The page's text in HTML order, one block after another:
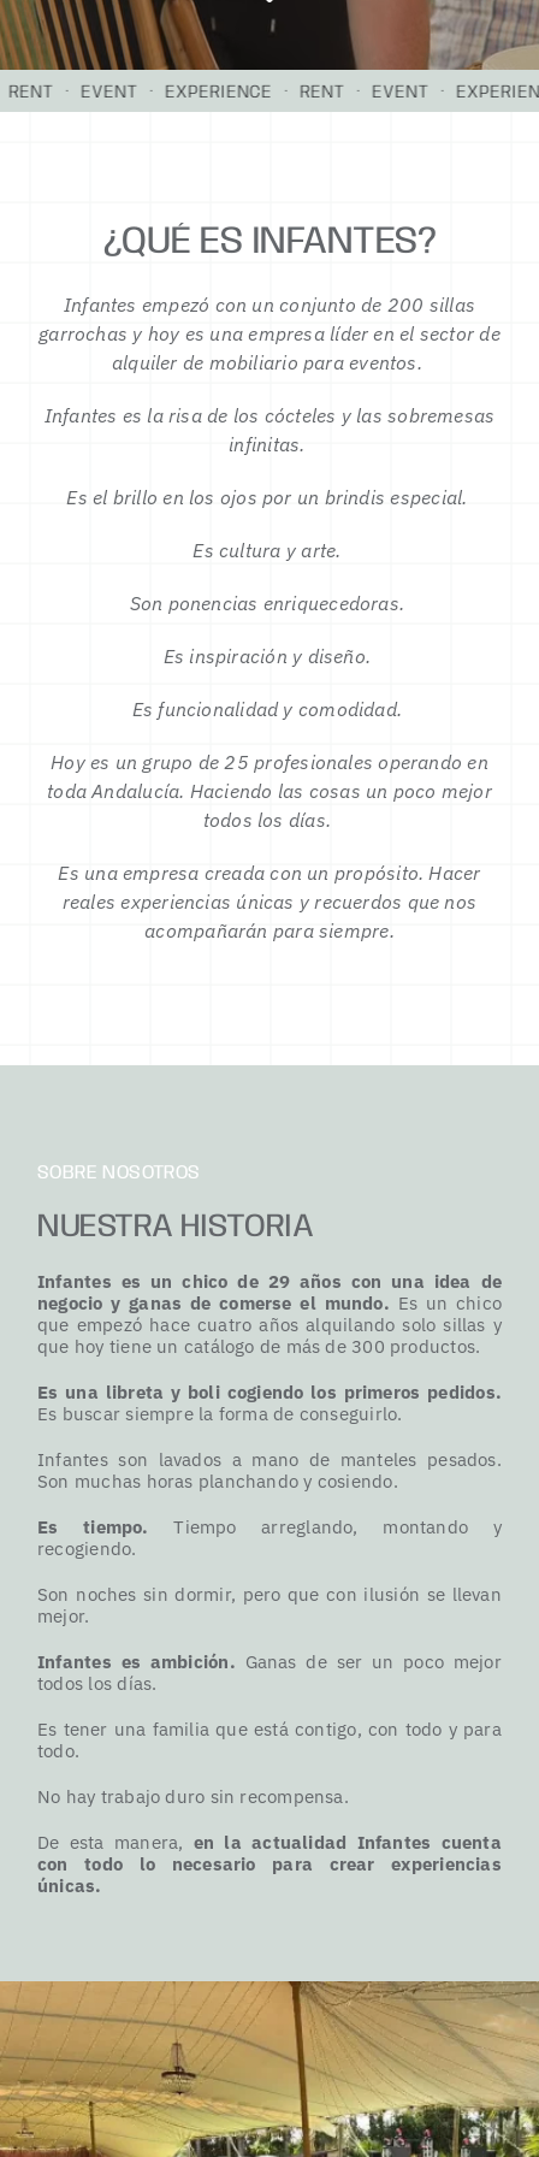
· EVENT · EXPERIENCE · RENT · EVENT ·
¿QUÉ ES INFANTES?
Infantes empezó con un conjunto de 200 sillas
garrochas y hoy es una empresa líder en el sector de
alquiler de mobiliario para eventos.
Infantes es la risa de los cócteles y las sobremesas
infinitas.
Es el brillo en los ojos por un brindis especial.
Es cultura y arte.
Son ponencias enriquecedoras.
Es inspiración y diseño.
Es funcionalidad y comodidad.
Hoy es un grupo de 25 profesionales operando en
toda Andalucía. Haciendo las cosas un poco mejor
todos los días.
Es una empresa creada con un propósito. Hacer
reales experiencias únicas y recuerdos que nos
acompañarán para siempre.
SOBRE NOSOTROS
NUESTRA HISTORIA
Infantes es un chico de 29 años con una idea de
negocio y ganas de comerse el mundo. Es un chico
que empezó hace cuatro años alquilando solo sillas y
que hoy tiene un catálogo de más de 300 productos.
Es una libreta y boli cogiendo los primeros pedidos.
Es buscar siempre la forma de conseguirlo.
Infantes son lavados a mano de manteles pesados.
Son muchas horas planchando y cosiendo.
Es tiempo. Tiempo arreglando, montando y
recogiendo.
Son noches sin dormir, pero que con ilusión se llevan
mejor.
Infantes es ambición. Ganas de ser un poco mejor
todos los días.
Es tener una familia que está contigo, con todo y para
todo.
No hay trabajo duro sin recompensa.
De esta manera, en la actualidad Infantes cuenta
con todo lo necesario para crear experiencias
únicas.